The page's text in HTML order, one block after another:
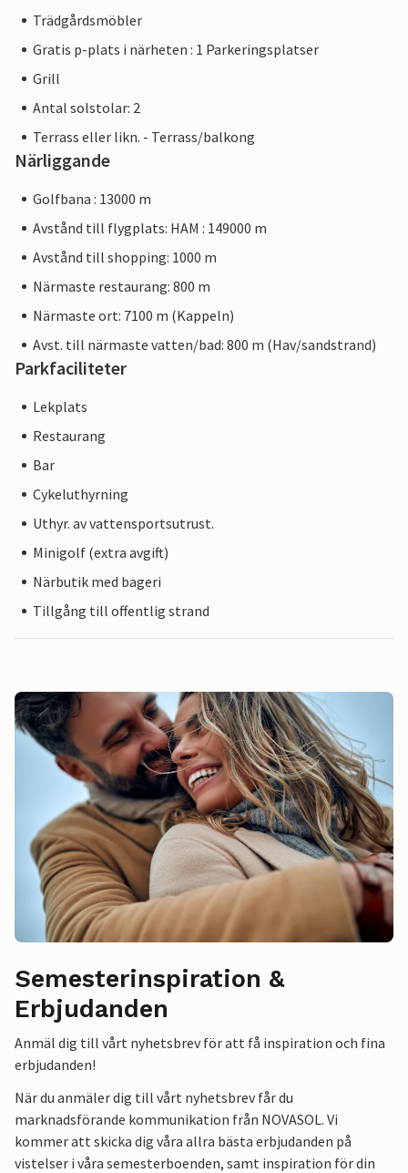
Trädgårdsmöbler
Gratis p-plats i närheten : 1 Parkeringsplatser
Grill
Antal solstolar: 2
Terrass eller likn. - Terrass/balkong
Närliggande
Golfbana : 13000 m
Avstånd till flygplats: HAM : 149000 m
Avstånd till shopping: 1000 m
Närmaste restaurang: 800 m
Närmaste ort: 7100 m (Kappeln)
Avst. till närmaste vatten/bad: 800 m (Hav/sandstrand)
Parkfaciliteter
Lekplats
Restaurang
Bar
Cykeluthyrning
Uthyr. av vattensportsutrust.
Minigolf (extra avgift)
Närbutik med bageri
Tillgång till offentlig strand
Semesterinspiration &
Erbjudanden
Anmäl dig till vårt nyhetsbrev för att få inspiration och fina
erbjudanden!
När du anmäler dig till vårt nyhetsbrev får du
marknadsförande kommunikation från NOVASOL. Vi
kommer att skicka dig våra allra bästa erbjudanden på
vistelser i våra semesterboenden, samt inspiration för din